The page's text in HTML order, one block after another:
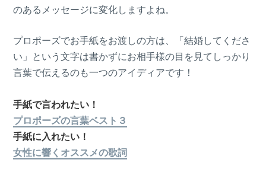
のあるメッセージに変化しますよね。
プロポーズでお手紙をお渡しの方は、「結婚してくださ
い」という文字は書かずにお相手様の目を見てしっかり
言葉で伝えるのも一つのアイディアです！
手紙で言われたい！
プロポーズの言葉ベスト３
手紙に入れたい！
女性に響くオススメの歌詞